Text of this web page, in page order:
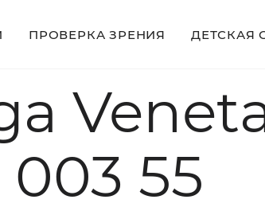
ПРОВЕРКА ЗРЕНИЯ ДЕТСКАЯ
Veneta
003 55